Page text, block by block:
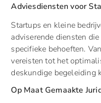
Adviesdiensten voor
Startups en kleine
adviserende diensten
specifieke behoeften.
vereisten tot het
deskundige begeleiding
Op Maat Gemaakte